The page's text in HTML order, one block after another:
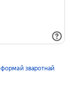
формай зваротнай